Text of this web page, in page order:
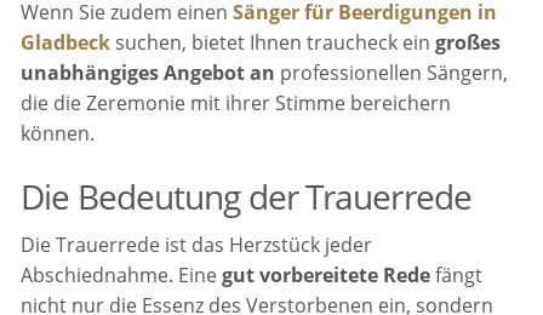
Wenn Sie zudem einenSänger für Beerdigungen in
Gladbeck suchen, bietet Ihnen traucheck eingroßes
unabhängiges Angebot an professionellen Sängern,
die die Zeremonie mit ihrer Stimme bereichern
können.
Die Bedeutung der Trauerrede
Die Trauerrede ist das Herzstück jeder
Abschiednahme. Einegut vorbereitete Redefängt
nicht nur die Essenz des Verstorbenen ein, sondern